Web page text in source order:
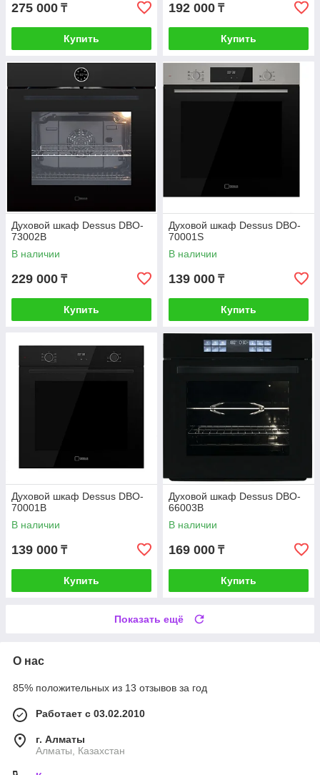
275 000 ₸
Купить
192 000 ₸
Купить
Духовой шкаф Dessus DBO-
73002B
В наличии
229 000 ₸
Купить
Духовой шкаф Dessus DBO-
70001S
В наличии
139 000 ₸
Купить
Духовой шкаф Dessus DBO-
70001B
В наличии
139 000 ₸
Купить
Духовой шкаф Dessus DBO-
66003B
В наличии
169 000 ₸
Купить
Показать ещё
О нас
85% положительных из 13 отзывов за год
Работает с 03.02.2010
г. Алматы
Алматы, Казахстан